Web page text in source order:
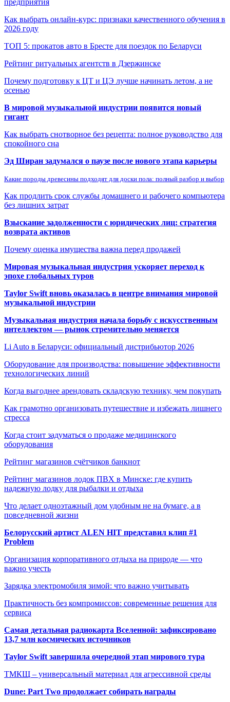
предприятия
Как выбрать онлайн-курс: признаки качественного обучения в
2026 году
ТОП 5: прокатов авто в Бресте для поездок по Беларуси
Рейтинг ритуальных агентств в Дзержинске
Почему подготовку к ЦТ и ЦЭ лучше начинать летом, а не
осенью
В мировой музыкальной индустрии появится новый
гигант
Как выбрать снотворное без рецепта: полное руководство для
спокойного сна
Эд Ширан задумался о паузе после нового этапа карьеры
Какие породы древесины подходят для доски пола: полный разбор и выбор
Как продлить срок службы домашнего и рабочего компьютера
без лишних затрат
Взыскание задолженности с юридических лиц: стратегия
возврата активов
Почему оценка имущества важна перед продажей
Мировая музыкальная индустрия ускоряет переход к
эпохе глобальных туров
Taylor Swift вновь оказалась в центре внимания мировой
музыкальной индустрии
Музыкальная индустрия начала борьбу с искусственным
интеллектом — рынок стремительно меняется
Li Auto в Беларуси: официальный дистрибьютор 2026
Оборудование для производства: повышение эффективности
технологических линий
Когда выгоднее арендовать складскую технику, чем покупать
Как грамотно организовать путешествие и избежать лишнего
стресса
Когда стоит задуматься о продаже медицинского
оборудования
Рейтинг магазинов счётчиков банкнот
Рейтинг магазинов лодок ПВХ в Минске: где купить
надежную лодку для рыбалки и отдыха
Что делает одноэтажный дом удобным не на бумаге, а в
повседневной жизни
Белорусский артист ALEN HIT представил клип #1
Problem
Организация корпоративного отдыха на природе — что
важно учесть
Зарядка электромобиля зимой: что важно учитывать
Практичность без компромиссов: современные решения для
сервиса
Самая детальная радиокарта Вселенной: зафиксировано
13,7 млн космических источников
Taylor Swift завершила очередной этап мирового тура
ТМКЩ – универсальный материал для агрессивной среды
Dune: Part Two продолжает собирать награды